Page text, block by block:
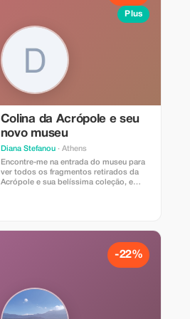
Plus
Colina da Acrópole e seu
novo museu
Diana Stefanou· Athens
Encontre-me na entrada do museu para
ver todos os fragmentos retirados da
Acrópole e sua belíssima coleção, e
-22%